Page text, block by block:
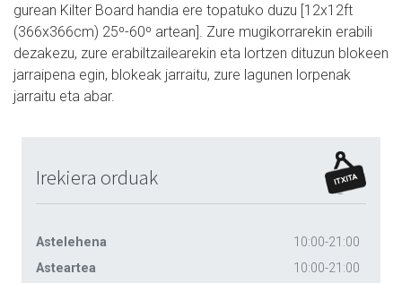
gurean Kilter Board handia ere topatuko duzu [12x12ft
(366x366cm) 25º-60º artean]. Zure mugikorrarekin erabili
dezakezu, zure erabiltzailearekin eta lortzen dituzun blokeen
jarraipena egin, blokeak jarraitu, zure lagunen lorpenak
jarraitu eta abar.
Irekiera orduak
Astelehena
10:00-21:00
Asteartea
10:00-21:00